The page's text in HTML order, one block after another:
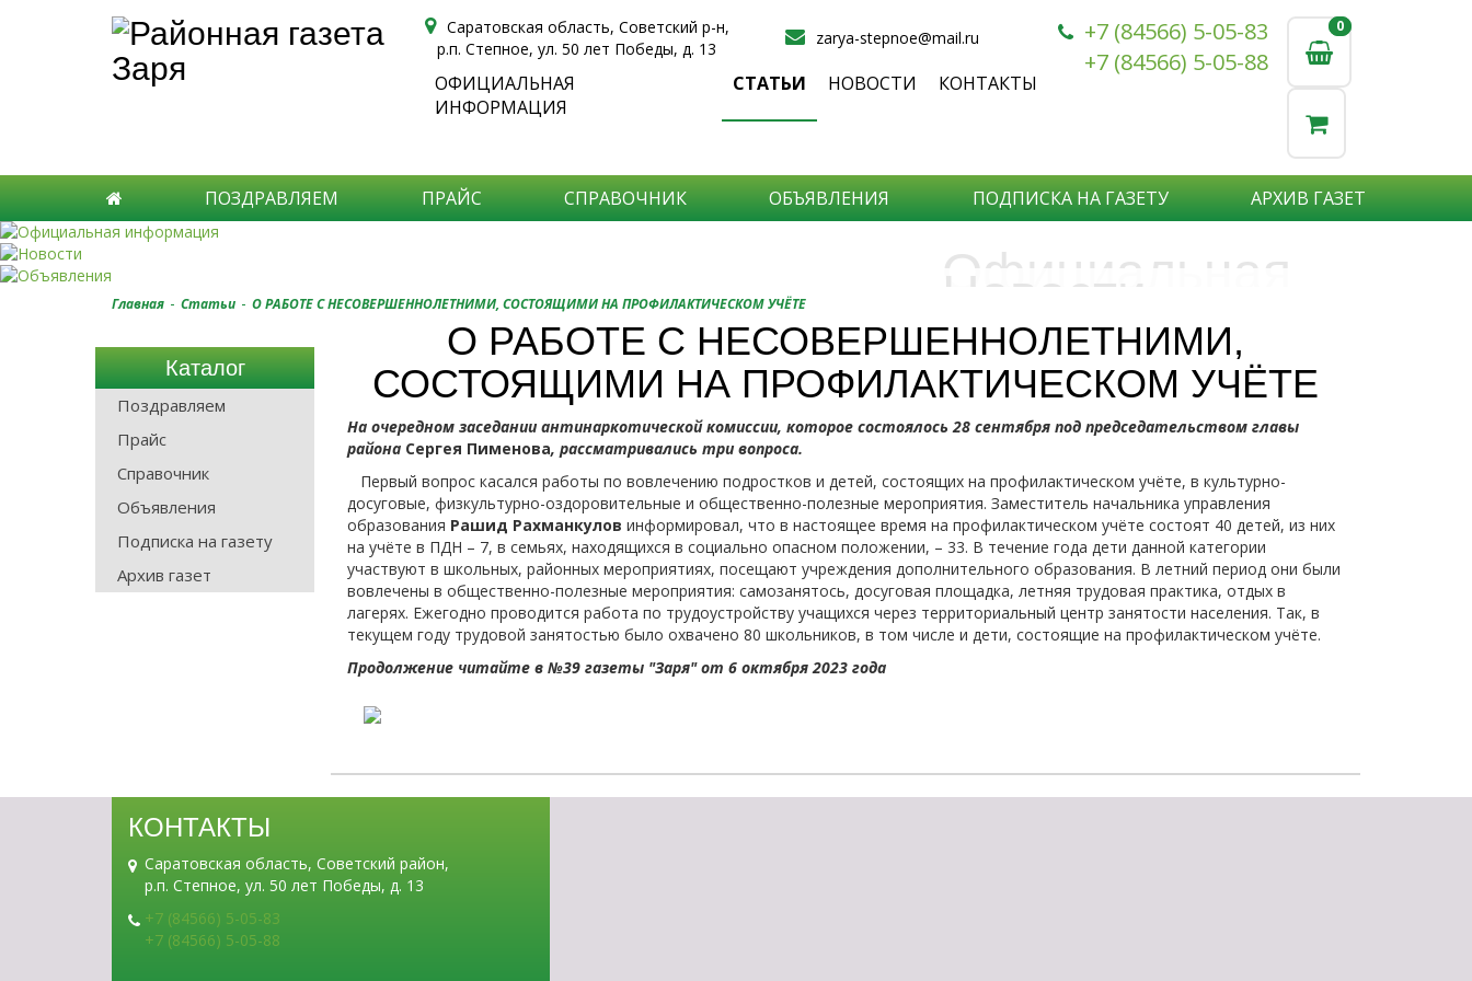
Саратовская область, Советский р-н,
р.п. Степное, ул. 50 лет Победы, д. 13
zarya-stepnoe@mail.ru
ОФИЦИАЛЬНАЯ
ИНФОРМАЦИЯ
СТАТЬИ НОВОСТИ КОНТАКТЫ
+7 (84566) 5-05-83
+7 (84566) 5-05-88
0
0
ПОЗДРАВЛЯЕМ ПРАЙС СПРАВОЧНИК ОБЪЯВЛЕНИЯ ПОДПИСКА НА ГАЗЕТУ АРХИВ ГАЗЕТ
Официальная
информация
Новости
Самые актуальные новости:
-происшествия,
-события района,
-спорта,
-медицины,
-общества
Подробнее
Объявления
Хотите что бы о Вас узнали?
негосударственных организаций?
Подробнее
Главная - Статьи - О РАБОТЕ С НЕСОВЕРШЕННОЛЕТНИМИ, СОСТОЯЩИМИ НА ПРОФИЛАКТИЧЕСКОМ УЧЁТЕ
Каталог
Поздравляем
Прайс
Справочник
Объявления
Подписка на газету
Архив газет
О РАБОТЕ С НЕСОВЕРШЕННОЛЕТНИМИ,
СОСТОЯЩИМИ НА ПРОФИЛАКТИЧЕСКОМ УЧЁТЕ
На очередном заседании антинаркотической комиссии, которое состоялось 28 сентября под председательством главы
района Сергея Пименова, рассматривались три вопроса.
Первый вопрос касался работы по вовлечению подростков и детей, состоящих на профилактическом учёте, в культурно-
досуговые, физкультурно-оздоровительные и общественно-полезные мероприятия. Заместитель начальника управления
образования Рашид Рахманкулов информировал, что в настоящее время на профилактическом учёте состоят 40 детей, из них
на учёте в ПДН – 7, в семьях, находящихся в социально опасном положении, – 33. В течение года дети данной категории
участвуют в школьных, районных мероприятиях, посещают учреждения дополнительного образования. В летний период они были
вовлечены в общественно-полезные мероприятия: самозанятось, досуговая площадка, летняя трудовая практика, отдых в
лагерях. Ежегодно проводится работа по трудоустройству учащихся через территориальный центр занятости населения. Так, в
текущем году трудовой занятостью было охвачено 80 школьников, в том числе и дети, состоящие на профилактическом учёте.
Продолжение читайте в №39 газеты "Заря" от 6 октября 2023 года
КОНТАКТЫ
Саратовская область, Советский район,
р.п. Степное, ул. 50 лет Победы, д. 13
+7 (84566) 5-05-83
+7 (84566) 5-05-88